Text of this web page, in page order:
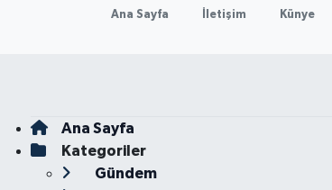
Ana Sayfa İletişim Künye
Ana Sayfa
Kategoriler
Gündem